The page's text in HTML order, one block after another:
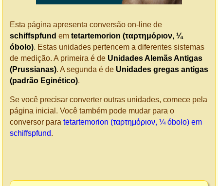
Esta página apresenta conversão on-line de
schiffspfund em tetartemorion (ταρτημόριον, ¼
óbolo). Estas unidades pertencem a diferentes sistemas
de medição. A primeira é de Unidades Alemãs Antigas
(Prussianas). A segunda é de Unidades gregas antigas
(padrão Eginético).
Se você precisar converter outras unidades, comece pela
página inicial. Você também pode mudar para o
conversor para tetartemorion (ταρτημόριον, ¼ óbolo) em
schiffspfund.